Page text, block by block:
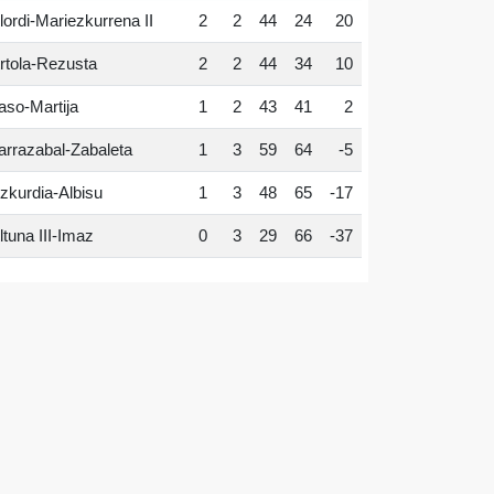
Mariezkurrena II 2 2 44 24 20
Rezusta 2 2 44 34 10
Martija 1 2 43 41 2
Zabaleta 1 3 59 64 -5
Albisu 1 3 48 65 -17
III-Imaz 0 3 29 66 -37